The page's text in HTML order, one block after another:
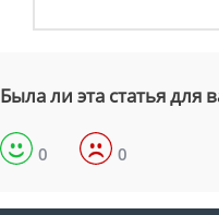
Была ли эта статья для
0 0